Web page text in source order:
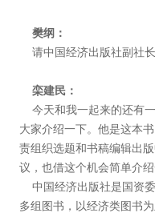
樊纲：
请中国经济出版社副社长
栾建民：
今天和我一起来的还有
大家介绍一下。他是这本
责组织选题和书稿编辑出
议，也借这个机会简单介
中国经济出版社是国资
多组图书，以经济类图书